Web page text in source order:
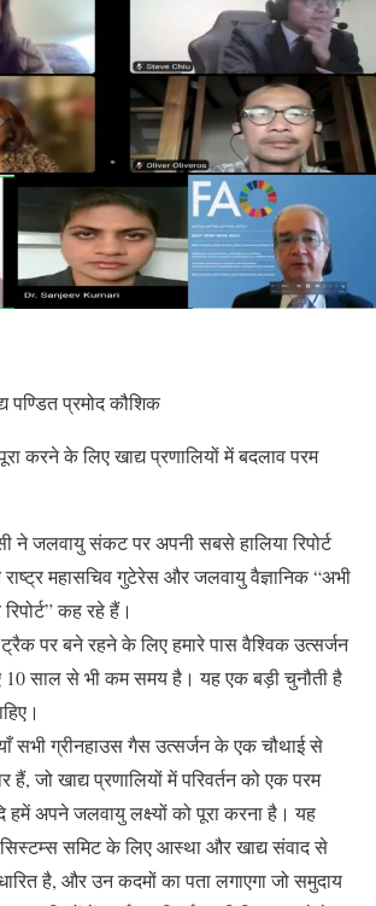
पण्डित प्रमोद कौशिक
करने के लिए खाद्य प्रणालियों में बदलाव परम
ने जलवायु संकट पर अपनी सबसे हालिया रिपोर्ट
महासचिव गुटेरेस और जलवायु वैज्ञानिक “अभी
कह रहे हैं।
ट्रैक पर बने रहने के लिए हमारे पास वैश्विक उत्सर्जन
साल से भी कम समय है। यह एक बड़ी चुनौती है
सभी ग्रीनहाउस गैस उत्सर्जन के एक चौथाई से
हैं, जो खाद्य प्रणालियों में परिवर्तन को एक परम
हमें अपने जलवायु लक्ष्यों को पूरा करना है। यह
समिट के लिए आस्था और खाद्य संवाद से
है, और उन कदमों का पता लगाएगा जो समुदाय